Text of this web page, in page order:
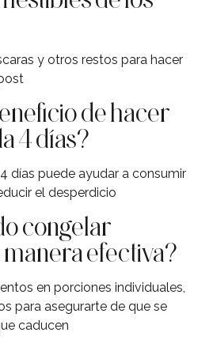
y otros restos para hacer
de hacer
4 días?
días puede ayudar a consumir
el desperdicio
congelar
efectiva?
en porciones individuales,
para asegurarte de que se
caducen